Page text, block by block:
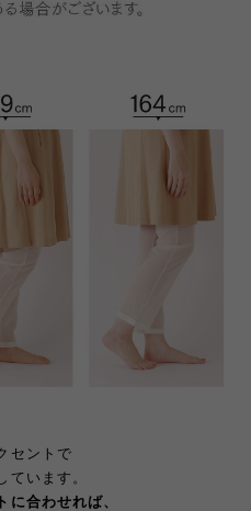
セントで
ています。
に合わせれば、